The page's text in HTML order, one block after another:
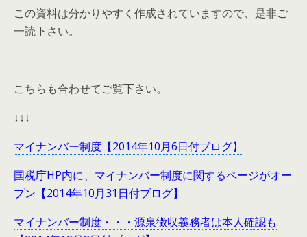
この資料は分かりやすく作成されていますので、是非ご
一読下さい。
こちらも合わせてご覧下さい。
↓↓↓
マイナンバー制度【2014年10月6日付ブログ】
国税庁HP内に、マイナンバー制度に関するページがオー
プン【2014年10月31日付ブログ】
マイナンバー制度・・・源泉徴収義務者は本人確認も